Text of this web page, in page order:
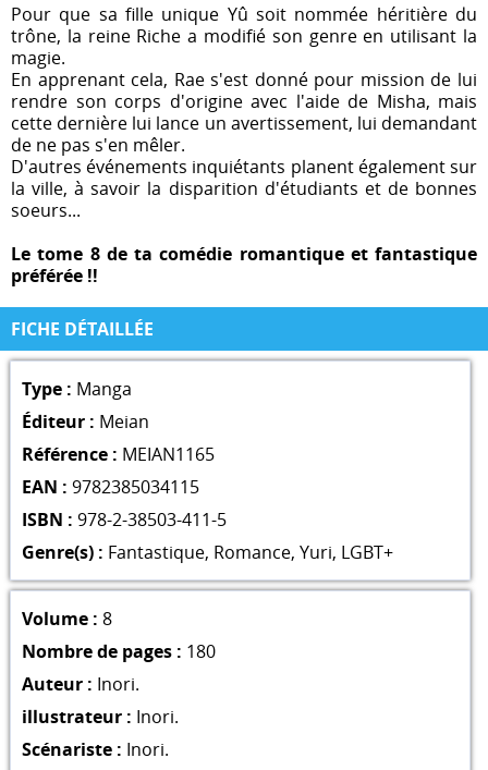
Pour que sa fille unique Yû soit nommée héritière du
trône, la reine Riche a modifié son genre en utilisant la
magie.
En apprenant cela, Rae s'est donné pour mission de lui
rendre son corps d'origine avec l'aide de Misha, mais
cette dernière lui lance un avertissement, lui demandant
de ne pas s'en mêler.
D'autres événements inquiétants planent également sur
la ville, à savoir la disparition d'étudiants et de bonnes
soeurs...
Le tome 8 de ta comédie romantique et fantastique
préférée !!
FICHE DÉTAILLÉE
Type : Manga
Éditeur : Meian
Référence : MEIAN1165
EAN : 9782385034115
ISBN : 978-2-38503-411-5
Genre(s) : Fantastique, Romance, Yuri, LGBT+
Volume : 8
Nombre de pages : 180
Auteur : Inori.
illustrateur : Inori.
Scénariste : Inori.